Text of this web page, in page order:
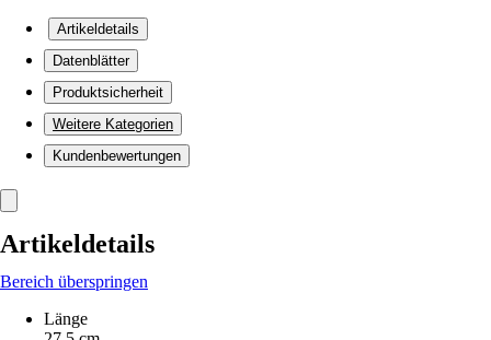
Artikeldetails
Datenblätter
Produktsicherheit
Weitere Kategorien
Kundenbewertungen
Artikeldetails
Bereich überspringen
Länge